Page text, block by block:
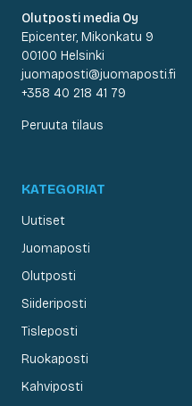
Olutposti media Oy
Epicenter, Mikonkatu 9
00100 Helsinki
juomaposti@juomaposti.fi
+358 40 218 41 79
Peruuta tilaus
KATEGORIAT
Uutiset
Juomaposti
Olutposti
Siideriposti
Tisleposti
Ruokaposti
Kahviposti